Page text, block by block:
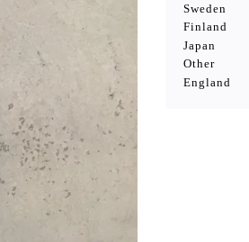
Sweden
Finland
Japan
Other
England